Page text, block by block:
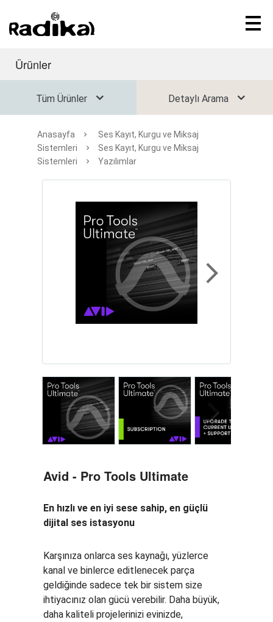
Ürünler
Tüm Ürünler Detaylı Arama
Anasayfa
Ses Kayıt, Kurgu ve Miksaj
Sistemleri
Ses Kayıt, Kurgu ve Miksaj
Sistemleri
Yazılımlar
Next
Avid - Pro Tools Ultimate
En hızlı ve en iyi sese sahip, en güçlü
dijital ses istasyonu
Karşınıza onlarca ses kaynağı, yüzlerce
kanal ve binlerce editlenecek parça
geldiğinde sadece tek bir sistem size
ihtiyacınız olan gücü verebilir. Daha büyük,
daha kaliteli projelerinizi evinizde,